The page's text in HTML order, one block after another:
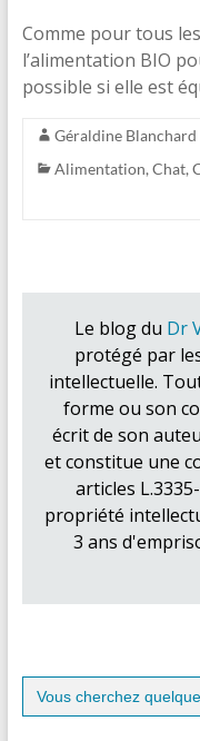
Comme pour tous
l’alimentation BIO
possible si elle est
Géraldine Blanchard
Alimentation, Chat,
Le blog du Dr
protégé par
intellectuelle.
forme ou son
écrit de son
et constitue une
articles
propriété
3 ans
Search
for: